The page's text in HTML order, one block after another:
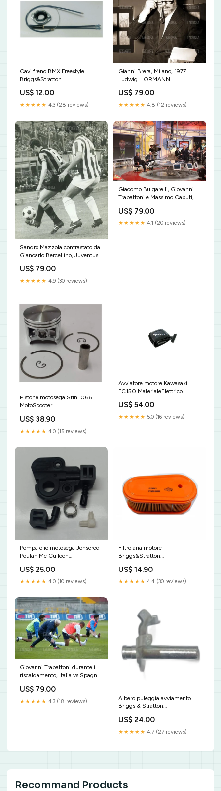
Cavi freno BMX Freestyle
Briggs&Stratton
US$ 12.00
★★★★★ 4.3 (28 reviews)
Gianni Brera, Milano, 1977
Ludwig HORMANN
US$ 79.00
★★★★★ 4.8 (12 reviews)
Sandro Mazzola contrastato da
Giancarlo Bercellino, Juventus
US$ 79.00
★★★★★ 4.9 (30 reviews)
Giacomo Bulgarelli, Giovanni
Trapattoni e Massimo Caputi, La
Altafini
US$ 79.00
★★★★★ 4.1 (20 reviews)
Pistone motosega Stihl 066
MotoScooter
US$ 38.90
★★★★★ 4.0 (15 reviews)
Avviatore motore Kawasaki
FC150 MaterialeElettrico
US$ 54.00
★★★★★ 5.0 (16 reviews)
Pompa olio motosega Jonsered
Poulan Mc Culloch
US$ 25.00
★★★★★ 4.0 (10 reviews)
Filtro aria motore
Briggs&Stratton
US$ 14.90
★★★★★ 4.4 (30 reviews)
Giovanni Trapattoni durante il
riscaldamento, Italia vs Spagna,
US$ 79.00
★★★★★ 4.3 (18 reviews)
Albero puleggia avviamento
Briggs & Stratton
US$ 24.00
★★★★★ 4.7 (27 reviews)
Recommand Products